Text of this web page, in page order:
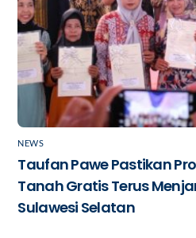
NEWS
Taufan Pawe Pastikan
Tanah Gratis Terus
Sulawesi Selatan